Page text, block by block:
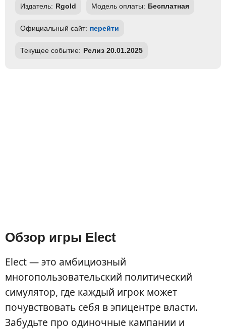
Издатель: Rgold Модель оплаты: Бесплатная
Официальный сайт: перейти
Текущее событие: Релиз 20.01.2025
Обзор игры Elect
Elect — это амбициозный
многопользовательский политический
симулятор, где каждый игрок может
почувствовать себя в эпицентре власти.
Забудьте про одиночные кампании и